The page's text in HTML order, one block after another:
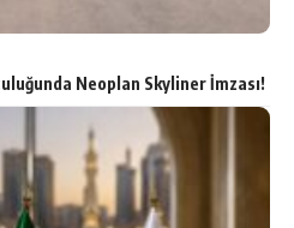
Neoplan Skyliner İmzası!